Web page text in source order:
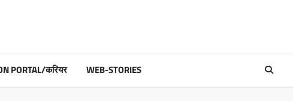
PORTAL/करियर WEB-STORIES